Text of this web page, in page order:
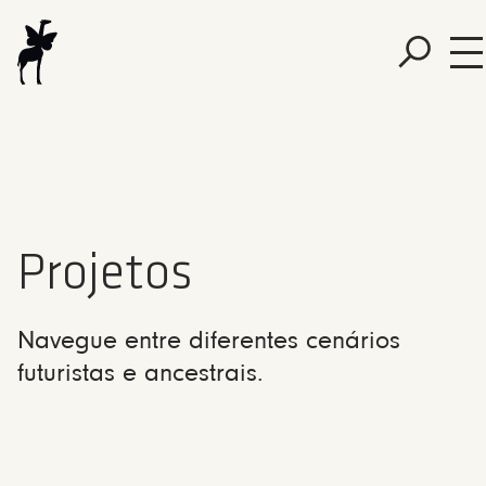
Projetos
Navegue entre diferentes cenários
futuristas e ancestrais.